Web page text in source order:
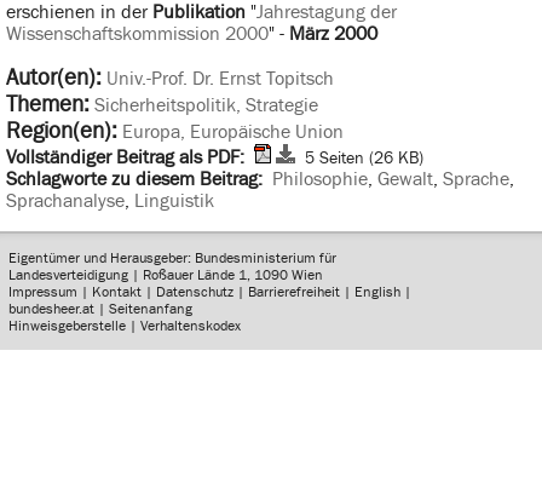
erschienen in der Publikation"Jahrestagung der
Wissenschaftskommission 2000" - März 2000
Autor(en): Univ.-Prof. Dr. Ernst Topitsch
Themen: Sicherheitspolitik, Strategie
Region(en): Europa, Europäische Union
Vollständiger Beitrag als PDF:
5 Seiten (26 KB)
Schlagworte zu diesem Beitrag: Philosophie, Gewalt, Sprache,
Sprachanalyse, Linguistik
Eigentümer und Herausgeber: Bundesministerium für
Landesverteidigung | Roßauer Lände 1, 1090 Wien
Impressum | Kontakt | Datenschutz | Barrierefreiheit | English |
bundesheer.at |Seitenanfang
Hinweisgeberstelle |Verhaltenskodex